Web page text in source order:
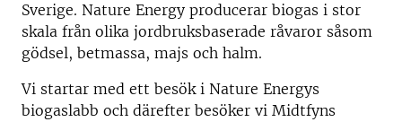
Sverige. Nature Energy producerar biogas i stor
skala från olika jordbruksbaserade råvaror såsom
gödsel, betmassa, majs och halm.
Vi startar med ett besök i Nature Energys
biogaslabb och därefter besöker vi Midtfyns